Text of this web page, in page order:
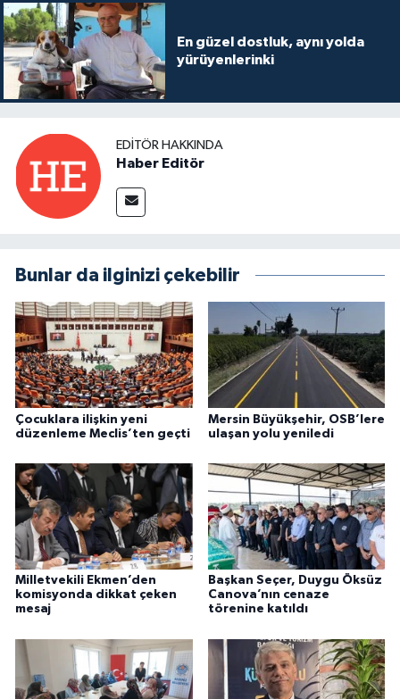
En güzel dostluk, aynı yolda
yürüyenlerinki
EDITÖR HAKKINDA
Haber Editör
Bunlar da ilginizi çekebilir
Çocuklara ilişkin yeni
düzenleme Meclis’ten geçti
Mersin Büyükşehir, OSB’lere
ulaşan yolu yeniledi
Milletvekili Ekmen’den
komisyonda dikkat çeken
mesaj
Başkan Seçer, Duygu Öksüz
Canova’nın cenaze
törenine katıldı